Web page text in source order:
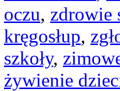
oczu, zdrowie
kręgosłup,
szkoły,
żywienie